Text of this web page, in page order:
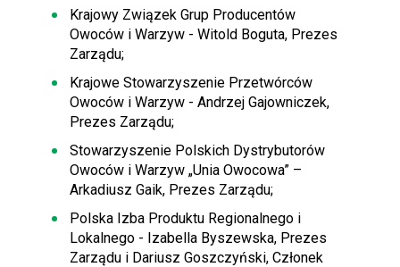
Krajowy Związek Grup Producentów
Owoców i Warzyw - Witold Boguta, Prezes
Zarządu;
Krajowe Stowarzyszenie Przetwórców
Owoców i Warzyw - Andrzej Gajowniczek,
Prezes Zarządu;
Stowarzyszenie Polskich Dystrybutorów
Owoców i Warzyw „Unia Owocowa” –
Arkadiusz Gaik, Prezes Zarządu;
Polska Izba Produktu Regionalnego i
Lokalnego - Izabella Byszewska, Prezes
Zarządu i Dariusz Goszczyński, Członek